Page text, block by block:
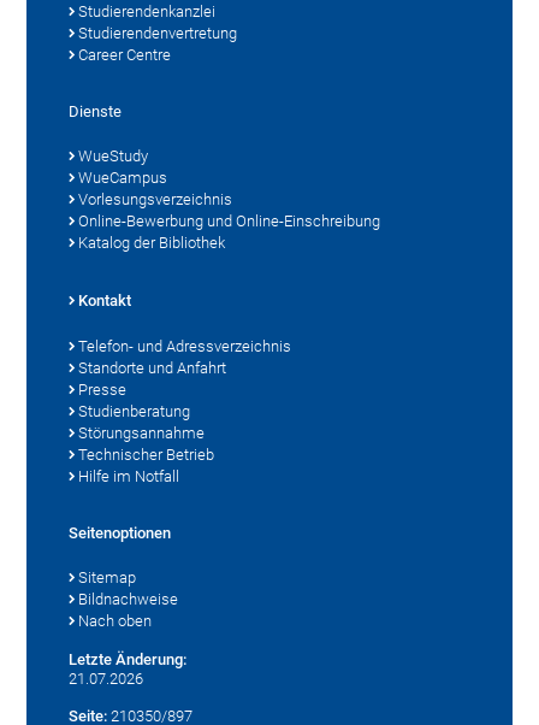
Studierendenkanzlei
Studierendenvertretung
Career Centre
Dienste
WueStudy
WueCampus
Vorlesungsverzeichnis
Online-Bewerbung und Online-Einschreibung
Katalog der Bibliothek
Kontakt
Telefon- und Adressverzeichnis
Standorte und Anfahrt
Presse
Studienberatung
Störungsannahme
Technischer Betrieb
Hilfe im Notfall
Seitenoptionen
Sitemap
Bildnachweise
Nach oben
Letzte Änderung:
21.07.2026
Seite: 210350/897